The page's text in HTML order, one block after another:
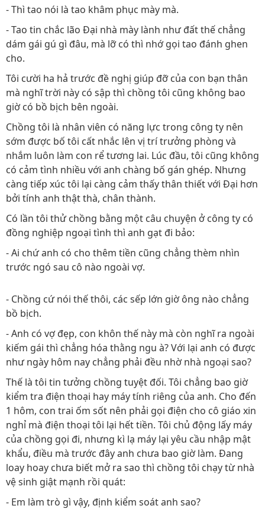
- Thì tao nói là tao khâm phục mày mà.
- Tao tin chắc lão Đại nhà mày lành như đất thế chẳng
dám gái gú gì đâu, mà lỡ có thì nhớ gọi tao đánh ghen
cho.
Tôi cười ha hả trước đề nghị giúp đỡ của con bạn thân
mà nghĩ trời này có sập thì chồng tôi cũng không bao
giờ có bồ bịch bên ngoài.
Chồng tôi là nhân viên có năng lực trong công ty nên
sớm được bố tôi cất nhắc lên vị trí trưởng phòng và
nhắm luôn làm con rể tương lai. Lúc đầu, tôi cũng không
có cảm tình nhiều với anh chàng bố gán ghép. Nhưng
càng tiếp xúc tôi lại càng cảm thấy thân thiết với Đại hơn
bởi tính anh thật thà, chân thành.
Có lần tôi thử chồng bằng một câu chuyện ở công ty có
đồng nghiệp ngoại tình thì anh gạt đi bảo:
- Ai chứ anh có cho thêm tiền cũng chẳng thèm nhìn
trước ngó sau cô nào ngoài vợ.
- Chồng cứ nói thế thôi, các sếp lớn giờ ông nào chẳng
bồ bịch.
- Anh có vợ đẹp, con khôn thế này mà còn nghĩ ra ngoài
kiếm gái thì chẳng hóa thằng ngu à? Với lại anh có được
như ngày hôm nay chẳng phải đều nhờ nhà ngoại sao?
Thế là tôi tin tưởng chồng tuyệt đối. Tôi chẳng bao giờ
kiểm tra điện thoại hay máy tính riêng của anh. Cho đến
1 hôm, con trai ốm sốt nên phải gọi điện cho cô giáo xin
nghỉ mà điện thoại tôi lại hết tiền. Tôi chủ động lấy máy
của chồng gọi đi, nhưng kì lạ máy lại yêu cầu nhập mật
khẩu, điều mà trước đây anh chưa bao giờ làm. Đang
loay hoay chưa biết mở ra sao thì chồng tôi chạy từ nhà
vệ sinh giật mạnh rồi quát:
- Em làm trò gì vậy, định kiểm soát anh sao?